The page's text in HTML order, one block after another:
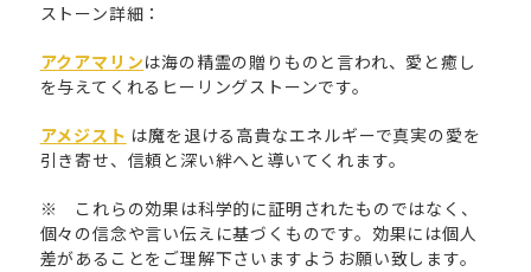
ストーン詳細：
アクアマリンは海の精霊の贈りものと言われ、愛と癒し
を与えてくれるヒーリングストーンです。
アメジスト は魔を退ける高貴なエネルギーで真実の愛を
引き寄せ、信頼と深い絆へと導いてくれます。
※ これらの効果は科学的に証明されたものではなく、
個々の信念や言い伝えに基づくものです。効果には個人
差があることをご理解下さいますようお願い致します。